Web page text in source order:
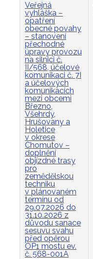
Veřejná
vyhláška –
opatření
obecné povahy
– stanovení
přechodné
úpravy provozu
na silnici č.
II/568, účelové
komunikaci č. 7I
a účelových
komunikacích
mezi obcemi
Březno,
Všehrdy,
Hrušovany a
Holetice
v okrese
Chomutov –
doplnění
objízdné trasy
pro
zemědělskou
techniku
v plánovaném
termínu od
29.07.2026 do
31.10.2026 z
důvodu sanace
sesuvu svahu
před opěrou
OP1 mostu ev.
č. 568-001A